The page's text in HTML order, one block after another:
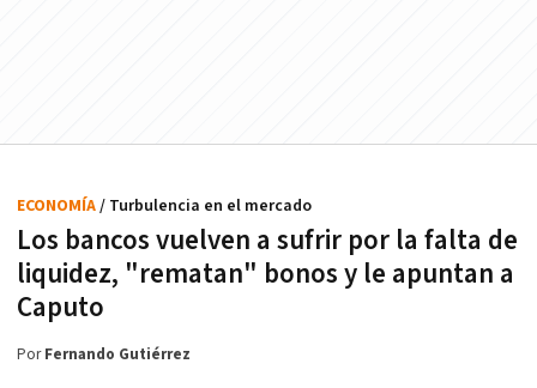
Los bancos vuelven a sufrir por la falta de
liquidez, "rematan" bonos y le apuntan a
Caputo
ECONOMÍA/ Turbulencia en el mercado
PorFernando Gutiérrez